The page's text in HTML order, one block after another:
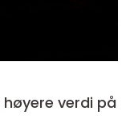
verdi på